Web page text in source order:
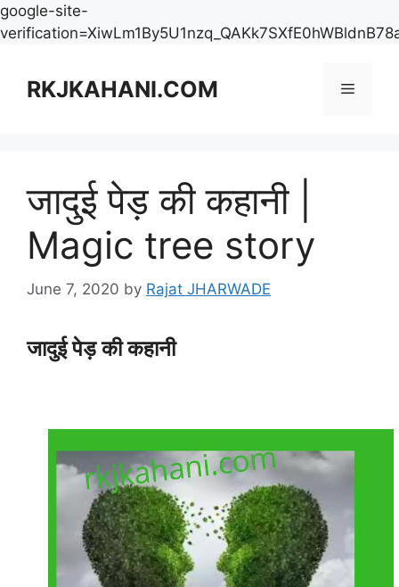
google-site-
contentRKJKAHANI.COM Menu
जादुई पेड़ की कहानी |
Magic tree story
June 7, 2020 by Rajat JHARWADE
जादुई पेड़ की कहानी